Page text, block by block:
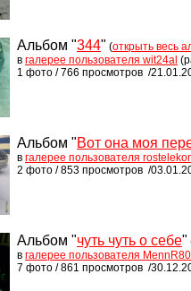
Альбом "344" (открыть весь
в галерее пользователя wit24al
1 фото / 766 просмотров /
Альбом "Вот она моя
в галерее пользователя
2 фото / 853 просмотров /
Альбом "чуть чуть о себе"
в галерее пользователя MennR80
7 фото / 861 просмотров /